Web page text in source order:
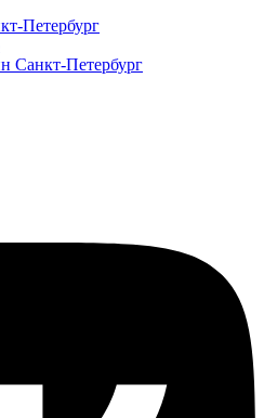
Петербург
Санкт-Петербург